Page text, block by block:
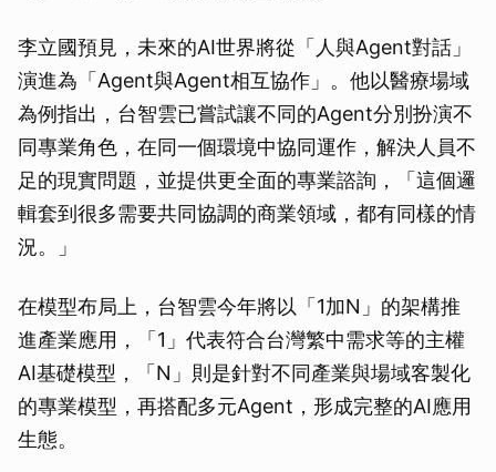
李立國預見，未來的AI世界將從「人與Agent對話」
演進為「Agent與Agent相互協作」。他以醫療場域
為例指出，台智雲已嘗試讓不同的Agent分別扮演不
同專業角色，在同一個環境中協同運作，解決人員不
足的現實問題，並提供更全面的專業諮詢，「這個邏
輯套到很多需要共同協調的商業領域，都有同樣的情
況。」
在模型布局上，台智雲今年將以「1加N」的架構推
進產業應用，「1」代表符合台灣繁中需求等的主權
AI基礎模型，「N」則是針對不同產業與場域客製化
的專業模型，再搭配多元Agent，形成完整的AI應用
生態。